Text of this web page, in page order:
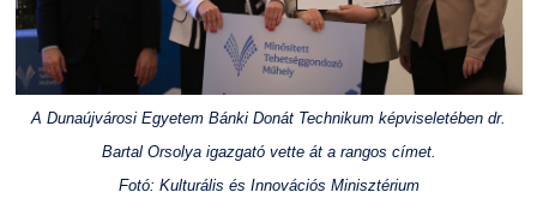
A Dunaújvárosi Egyetem Bánki Donát Technikum képviseletében dr.
Bartal Orsolya igazgató vette át a rangos címet.
Fotó: Kulturális és Innovációs Minisztérium